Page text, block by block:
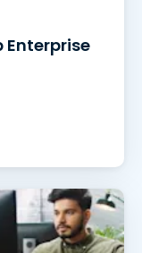
Enterprise